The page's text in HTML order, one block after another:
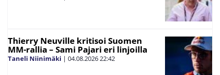
Thierry Neuville kritisoi Suomen
MM-rallia – Sami Pajari eri linjoilla
Taneli Niinimäki | 04.08.202622:42